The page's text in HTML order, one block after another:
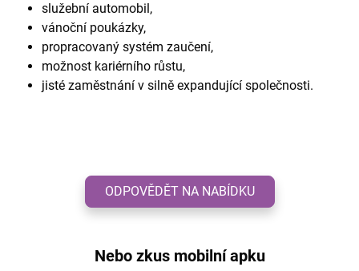
služební automobil,
vánoční poukázky,
propracovaný systém zaučení,
možnost kariérního růstu,
jisté zaměstnání v silně expandující společnosti.
ODPOVĚDĚT NA NABÍDKU
Nebo zkus mobilní apku